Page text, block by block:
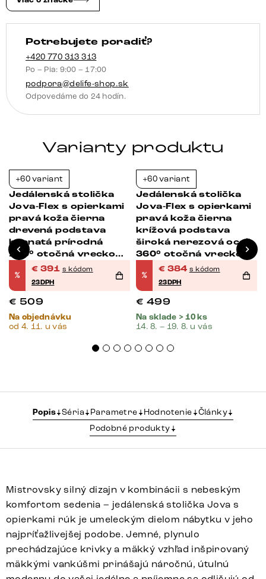
krížová
podstava
široká
titanový
efekt
360°
otočná
hojdacia
vrecková
Potrebujete poradiť?
+420 770 313 313
Po – Pia: 9:00 – 17:00
podpora@delife-shop.sk
Odpovedáme do 24 hodín.
Varianty produktu
+60 variant
Jedálenská stolička
Jova-Flex s opierkami
pravá koža čierna
drevená podstava
hranatá prírodná
180° otočná vrecková
pružina
%
€ 391 s kódom
23DPH
€ 509
Na objednávku
od 4. 11. u vás
Bestseller
+60 variant
Jedálenská stolička
Jova-Flex s opierkami
pravá koža čierna
krížová podstava
široká nerezová oceľ
360° otočná vrecková
pružina
%
€ 384 s kódom
23DPH
€ 499
Na sklade > 10 ks
14. 8. – 19. 8. u vás
Popis Séria Parametre Hodnotenie
Články
Podobné produkty
Mistrovsky silný dizajn v kombinácii s nebeským
komfortom sedenia – jedálenská stolička Jova s
opierkami rúk je umeleckým dielom nábytku v jeho
najpríťažlivejšej podobe. Jemné, plynulo
prechádzajúce krivky a mäkký vzhľad inšpirovaný
mäkkými vankúšmi prinášajú náročnú, útulnú